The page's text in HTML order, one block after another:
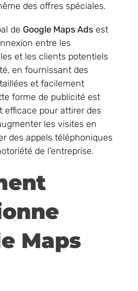
des offres spéciales.
de Google Maps Ads est
entre les
et les clients potentiels
en fournissant des
et facilement
forme de publicité est
efficace pour attirer des
les visites en
des appels téléphoniques
de l’entreprise.
Maps